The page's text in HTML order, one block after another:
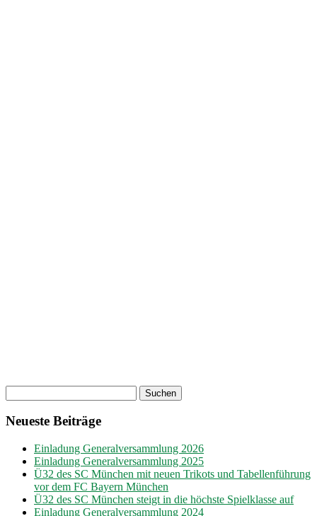
Neueste Beiträge
Einladung Generalversammlung 2026
Einladung Generalversammlung 2025
Ü32 des SC München mit neuen Trikots und Tabellenführung
vor dem FC Bayern München
Ü32 des SC München steigt in die höchste Spielklasse auf
Einladung Generalversammlung 2024